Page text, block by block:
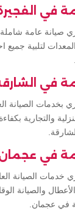
في
صيانة عامة
لتلبية جميع
في
بخدمات الصيانة
والتجارية
في
خدمات الصيانة
والصيانة
في عجمان.